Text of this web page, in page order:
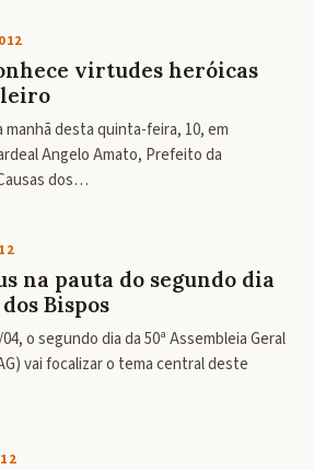
virtudes heróicas
desta quinta-feira, 10, em
Angelo Amato, Prefeito da
dos…
na pauta do segundo dia
Bispos
o segundo dia da 50ª Assembleia Geral
vai focalizar o tema central deste